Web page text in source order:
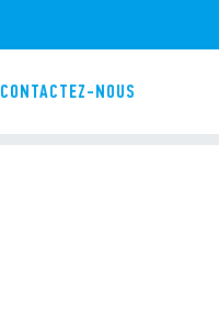
CONTACTEZ-NOUS